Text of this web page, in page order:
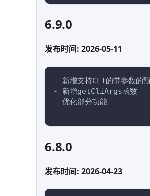
6.9.0
发布时间: 2026-05-11
- 新增支持CLI的带参数的
- 新增getCliArgs函数
- 优化部分功能
6.8.0
发布时间: 2026-04-23